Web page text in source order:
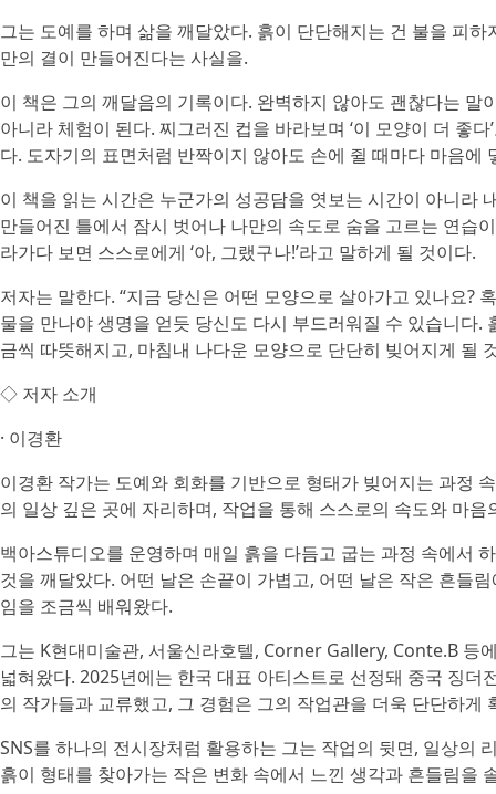
그는 도예를 하며 삶을 깨달았다. 흙이 단단해지는 건 불을 피
만의 결이 만들어진다는 사실을.
이 책은 그의 깨달음의 기록이다. 완벽하지 않아도 괜찮다는
아니라 체험이 된다. 찌그러진 컵을 바라보며 ‘이 모양이 더 좋
다. 도자기의 표면처럼 반짝이지 않아도 손에 쥘 때마다 마음에
이 책을 읽는 시간은 누군가의 성공담을 엿보는 시간이 아니라
만들어진 틀에서 잠시 벗어나 나만의 속도로 숨을 고르는 연습
라가다 보면 스스로에게 ‘아, 그랬구나!’라고 말하게 될 것이다.
저자는 말한다. “지금 당신은 어떤 모양으로 살아가고 있나요?
물을 만나야 생명을 얻듯 당신도 다시 부드러워질 수 있습니다
금씩 따뜻해지고, 마침내 나다운 모양으로 단단히 빚어지게 될
◇ 저자 소개
· 이경환
이경환 작가는 도예와 회화를 기반으로 형태가 빚어지는 과정
의 일상 깊은 곳에 자리하며, 작업을 통해 스스로의 속도와 마
백아스튜디오를 운영하며 매일 흙을 다듬고 굽는 과정 속에서
것을 깨달았다. 어떤 날은 손끝이 가볍고, 어떤 날은 작은 흔들
임을 조금씩 배워왔다.
그는 K현대미술관, 서울신라호텔, Corner Gallery, Conte.B 등
넓혀왔다. 2025년에는 한국 대표 아티스트로 선정돼 중국 징
의 작가들과 교류했고, 그 경험은 그의 작업관을 더욱 단단하게
SNS를 하나의 전시장처럼 활용하는 그는 작업의 뒷면, 일상의
흙이 형태를 찾아가는 작은 변화 속에서 느낀 생각과 흔들림을